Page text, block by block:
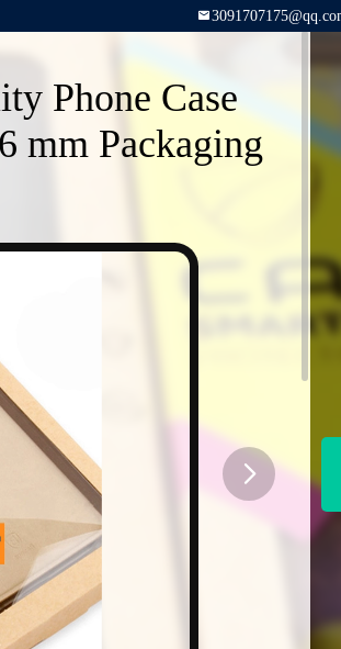
Phone Case
mm Packaging